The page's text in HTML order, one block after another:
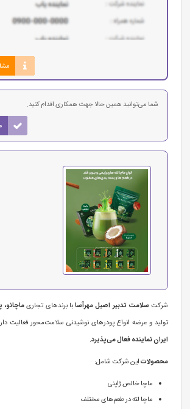
شما می‌توانید همین حالا جهت همکاری اقدام کنید.
شرکت سلامت تدبیر اصیل مهرآسابا برندهای تجاریماچانو،
تولید و عرضه انواع پودرهای نوشیدنی سلامت‌محور فعالیت
ایران نماینده فعال می‌پذیرد.
محصولاتاین شرکت شامل:
ماچا خالص ژاپنی
ماچا لته در طعم‌های مختلف